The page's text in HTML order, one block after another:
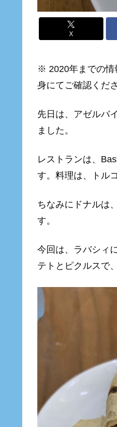
X
※ 2020年までの情
身にてご確認くださ
先日は、アゼルバ
ました。
レストランは、
す。料理は、トル
ちなみにドナルは
す。
今回は、ラバシィ
テトとピクルスで